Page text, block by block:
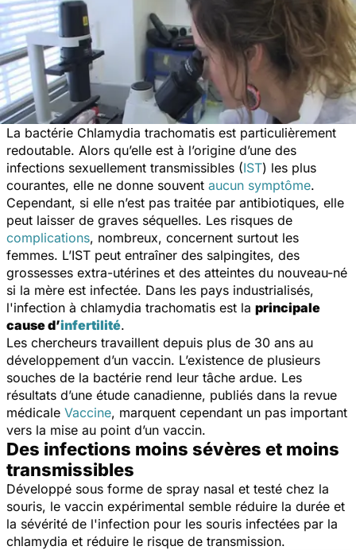
La bactérie Chlamydia trachomatis est particulièrement
redoutable. Alors qu’elle est à l’origine d’une des
infections sexuellement transmissibles (IST) les plus
courantes, elle ne donne souvent aucun symptôme.
Cependant, si elle n’est pas traitée par antibiotiques, elle
peut laisser de graves séquelles. Les risques de
complications, nombreux, concernent surtout les
femmes. L’IST peut entraîner des salpingites, des
grossesses extra-utérines et des atteintes du nouveau-né
si la mère est infectée. Dans les pays industrialisés,
l'infection à chlamydia trachomatis est la principale
cause d’infertilité.
Les chercheurs travaillent depuis plus de 30 ans au
développement d’un vaccin. L’existence de plusieurs
souches de la bactérie rend leur tâche ardue. Les
résultats d’une étude canadienne, publiés dans la revue
médicale Vaccine, marquent cependant un pas important
vers la mise au point d’un vaccin.
Des infections moins sévères et moins
transmissibles
Développé sous forme de spray nasal et testé chez la
souris, le vaccin expérimental semble réduire la durée et
la sévérité de l'infection pour les souris infectées par la
chlamydia et réduire le risque de transmission.